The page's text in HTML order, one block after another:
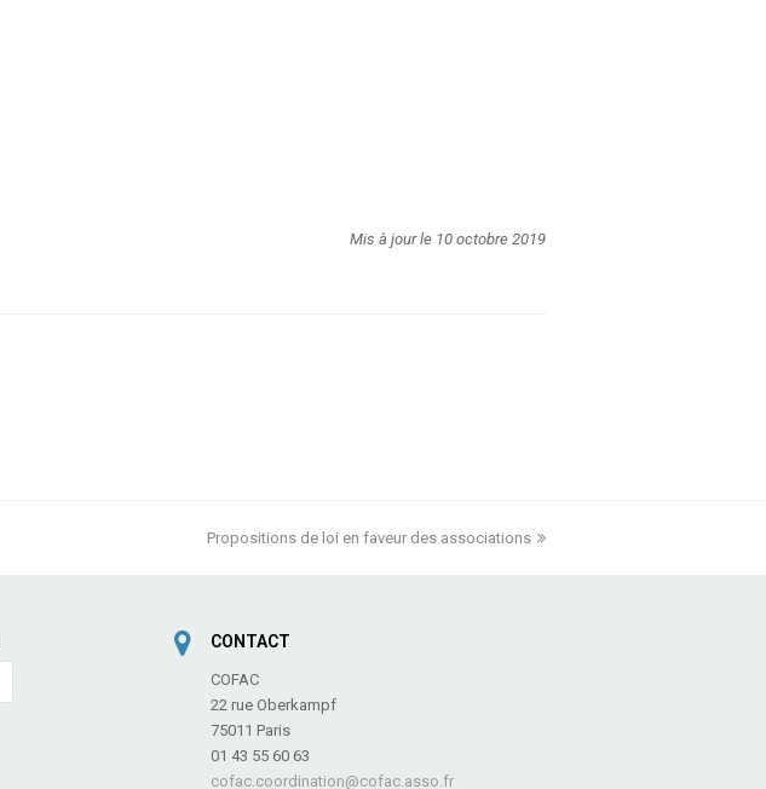
Mis à jour le 10 octobre 2019
next
Propositions de loi en faveur des associations
CONTACT
COFAC
22 rue Oberkampf
75011 Paris
01 43 55 60 63
cofac.coordination@cofac.asso.fr